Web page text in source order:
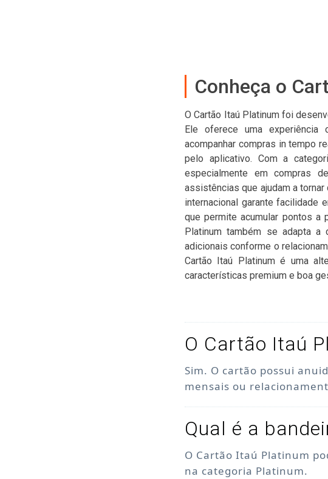
Conheça o
O Cartão Itaú Platinum foi
Ele oferece uma experiência
acompanhar compras in tempo
pelo aplicativo. Com a
especialmente em compras
assistências que ajudam a
internacional garante facilidade
que permite acumular pontos a
Platinum também se adapta
adicionais conforme o
Cartão Itaú Platinum é uma
características premium e boa
O Cartão Itaú
Sim. O cartão possui
mensais ou
Qual é a
O Cartão Itaú Platinum
na categoria Platinum.